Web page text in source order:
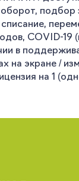
подбор
COVID-19
в
на экране /
на 1